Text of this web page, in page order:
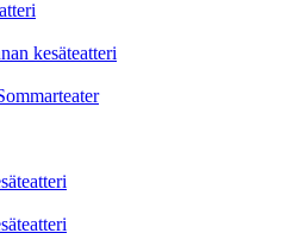
kesäteatteri